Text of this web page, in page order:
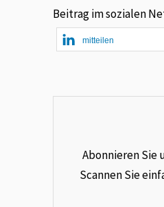
Beitrag im sozialen
mitteilen
Abonnieren Sie
Scannen Sie